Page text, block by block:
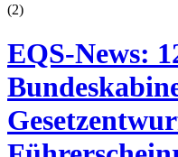
(2)
EQS-News: